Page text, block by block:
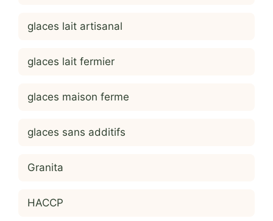
glaces lait artisanal
glaces lait fermier
glaces maison ferme
glaces sans additifs
Granita
HACCP